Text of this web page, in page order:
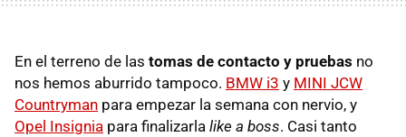
En el terreno de las tomas de contacto y pruebas no
nos hemos aburrido tampoco. BMW i3 y MINI JCW
Countryman para empezar la semana con nervio, y
Opel Insignia para finalizarla like a boss. Casi tanto